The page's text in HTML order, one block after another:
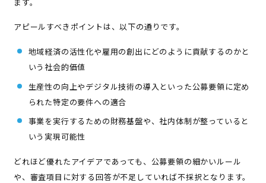
アピールすべきポイントは、以下の通りです。
地域経済の活性化や雇用の創出にどのように貢献するのかと
いう社会的価値
生産性の向上やデジタル技術の導入といった公募要領に定め
られた特定の要件への適合
事業を実行するための財務基盤や、社内体制が整っていると
いう実現可能性
どれほど優れたアイデアであっても、公募要領の細かいルール
や、審査項目に対する回答が不足していれば不採択となります。